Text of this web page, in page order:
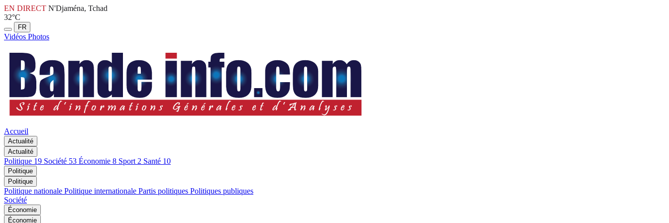
EN DIRECT N'Djaména, Tchad
32°C
FR
Vidéos Photos
Accueil
Actualité
Actualité
Politique 19 Société 53 Économie 8 Sport 2 Santé 10
Politique
Politique
Politique nationale Politique internationale Partis politiques Politiques publiques
Société
Économie
Économie